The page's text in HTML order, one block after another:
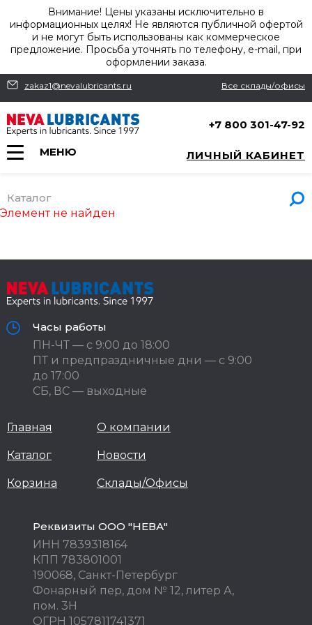
Внимание! Цены указаны исключительно в
информационных целях! Не являются публичной офертой
и не могут быть использованы как коммерческое
предложение. Просьба уточнять по телефону, e-mail, при
оформлении заказа.
zakaz1@nevalubricants.ru Все склады/офисы
+7 800 301-47-92
МЕНЮ ЛИЧНЫЙ КАБИНЕТ
Каталог
Элемент не найден
Часы работы
ПН-ЧТ — с 9:00 до 18:00
ПТ и предпраздничные дни — с 9:00
до 17:00
СБ, ВС — выходные
Главная
Каталог
Корзина
О компании
Новости
Склады/Офисы
Реквизиты ООО "НЕВА"
ИНН 7839318164
КПП 783801001
190068, Санкт-Петербург
Фонарный пер, дом № 12, литер А,
пом. 3Н
ОГРН 1057811741371